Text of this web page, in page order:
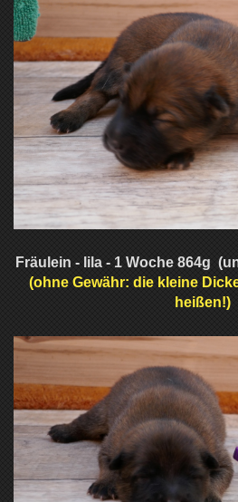
Fräulein - lila - 1 Woche 864g
(ohne Gewähr: die kleine
heißen!)